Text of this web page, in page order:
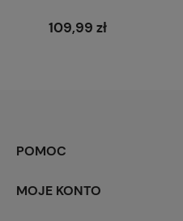
109,99 zł
POMOC
MOJE KONTO